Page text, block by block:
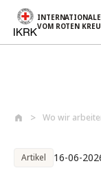
VOM ROTEN
Wo wir
Artikel 16-06-